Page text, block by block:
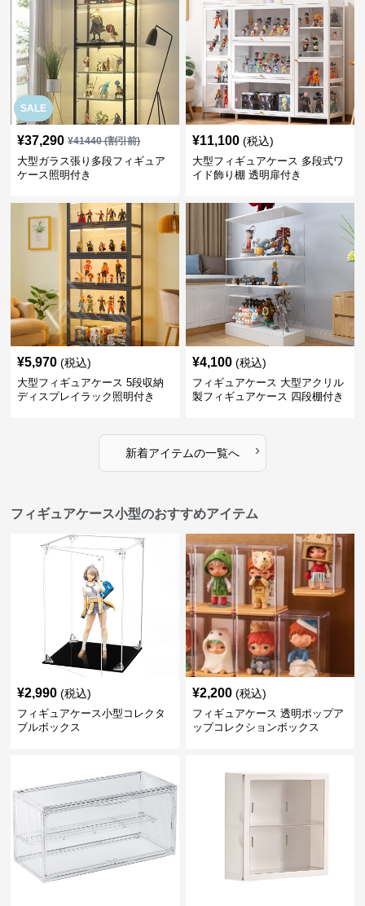
SALE
¥37,290 ¥41440(割引前)
大型ガラス張り多段フィギュア
ケース照明付き
¥11,100 (税込)
大型フィギュアケース 多段式ワ
イド飾り棚 透明扉付き
¥5,970 (税込)
大型フィギュアケース 5段収納
ディスプレイラック照明付き
¥4,100 (税込)
フィギュアケース 大型アクリル
製フィギュアケース 四段棚付き
新着アイテムの一覧へ ›
フィギュアケース小型のおすすめアイテム
¥2,990 (税込)
フィギュアケース小型コレクタ
ブルボックス
¥2,200 (税込)
フィギュアケース 透明ポップア
ップコレクションボックス